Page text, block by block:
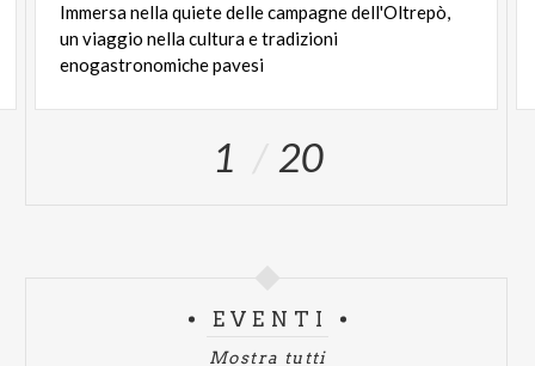
Immersa nella quiete delle campagne dell'Oltrepò,
un viaggio nella cultura e tradizioni
enogastronomiche pavesi
1 20
EVENTI
Mostra tutti